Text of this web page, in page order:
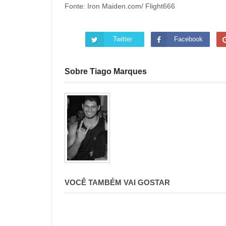
Fonte: Iron Maiden.com/ Flight666
Twitter Facebook
Sobre Tiago Marques
VOCÊ TAMBÉM VAI GOSTAR